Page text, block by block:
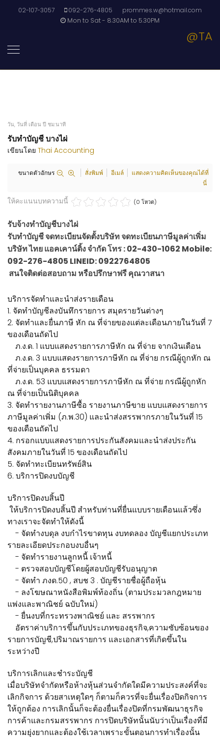
02-107-3057 092-276-4805
prommes.w@hotmail.com
Mon to Sat - 8.30AM to 5.30PM
@TA
วัน, วันที่ เดือน ปี ชม:นาที
รับทำบัญชี บางไผ่
เขียนโดย Thai Accounting
ขนาดตัวอักษร สั่งพิมพ์ อีเมล์
แสดงความคิดเห็นของคุณได้ที่
นี่
ให้คะแนนบทความนี้ (0 โหวต)
รับจ้างทำบัญชีบางไผ่
รับทำบัญชี จดทะเบียนจัดตั้งบริษัท จดทะเบียนภาษีมูลค่าเพิ่ม
บริษัท ไทย แอคเคาน์ติ้ง จำกัด โทร : 02-430-1062 Mobile:
092-276-4805 LINEID: 0922764805
สนใจติดต่อสอบถาม หรือปรึกษาฟรี คุณวาสนา
บริการจัดทำและนำส่งรายเดือน
1. จัดทำบัญชีลงบันทึกรายการ สมุดรายวันต่างๆ
2. จัดทำและยื่นภาษี หัก ณ ที่จ่ายของแต่ละเดือนภายในวันที่ 7
ของเดือนถัดไป
ภ.ง.ด. 1 แบบแสดงรายการภาษีหัก ณ ที่จ่าย จากเงินเดือน
ภ.ง.ด. 3 แบบแสดงรายการภาษีหัก ณ ที่จ่าย กรณีผู้ถูกหัก ณ
ที่จ่ายเป็นบุคคล ธรรมดา
ภ.ง.ด. 53 แบบแสดงรายการภาษีหัก ณ ที่จ่าย กรณีผู้ถูกหัก
ณ ที่จ่ายเป็นนิติบุคคล
3. จัดทำรายงานภาษีซื้อ รายงานภาษีขาย แบบแสดงรายการ
ภาษีมูลค่าเพิ่ม (ภ.พ.30) และนำส่งสรรพากรภายในวันที่ 15
ของเดือนถัดไป
4. กรอกแบบแสดงรายการประกันสังคมและนำส่งประกัน
สังคมภายในวันที่ 15 ของเดือนถัดไป
5. จัดทำทะเบียนทรัพย์สิน
6. บริการปิดงบบัญชี
บริการปิดงบสิ้นปี
ให้บริการปิดงบสิ้นปี สำหรับท่านที่ยื่นแบบรายเดือนแล้วซึ่ง
ทางเราจะจัดทำให้ดังนี้
- จัดทำงบดุล งบกำไรขาดทุน งบทดลอง บัญชีแยกประเภท
รายละเอียดประกอบงบอื่นๆ
- จัดทำรายงานลูกหนี้ เจ้าหนี้
- ตรวจสอบบัญชีโดยผู้สอบบัญชีรับอนุญาต
- จัดทำ ภงด.50 , สบช 3 . บัญชีรายชื่อผู้ถือหุ้น
- ลงโฆษณาหนังสือพิมพ์ท้องถิ่น (ตามประมวลกฎหมาย
แพ่งและพาณิชย์ ฉบับใหม่)
- ยื่นงบที่กระทรวงพาณิชย์ และ สรรพากร
อัตราค่าบริการขึ้นกับประเภทของธุรกิจ,ความซับซ้อนของ
รายการบัญชี,ปริมาณรายการ และเอกสารที่เกิดขึ้นใน
ระหว่างปี
บริการเลิกและชำระบัญชี
เมื่อบริษัทจำกัดหรือห้างหุ้นส่วนจำกัดใดมีความประสงค์ที่จะ
เลิกกิจการ ด้วยสาเหตุใดๆ ก็ตามก็ควรที่จะยื่นเรื่องปิดกิจการ
ให้ถูกต้อง การเลิกนั้นก็จะต้องยื่นเรื่องปิดที่กรมพัฒนาธุรกิจ
การค้าและกรมสรรพากร การปิดบริษัทนั้นนับว่าเป็นเรื่องที่มี
ความยุ่งยากและต้องใช้เวลาเพราะขั้นตอนการทำเรื่องนั้น